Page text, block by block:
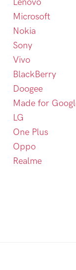
Lenovo
Microsoft
Nokia
Sony
Vivo
BlackBerry
Doogee
Made for
LG
One Plus
Oppo
Realme